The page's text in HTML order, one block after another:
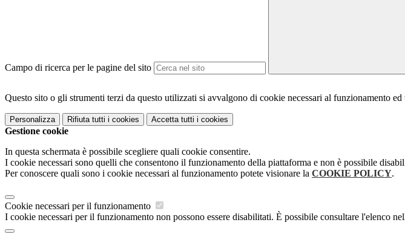
Campo di ricerca per le pagine del sito
Questo sito o gli strumenti terzi da questo utilizzati si avvalgono di cookie necessari al funzionamento
Personalizza Rifiuta tutti i cookies Accetta tutti i cookies
Gestione cookie
In questa schermata è possibile scegliere quali cookie consentire.
I cookie necessari sono quelli che consentono il funzionamento della piattaforma e non è possibile
Per conoscere quali sono i cookie necessari al funzionamento potete visionare la COOKIE POLICY.
Cookie necessari per il funzionamento
I cookie necessari per il funzionamento non possono essere disabilitati. È possibile consultare l'elenco